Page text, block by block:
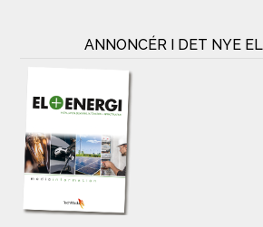
ANNONCÉR I DET NYE